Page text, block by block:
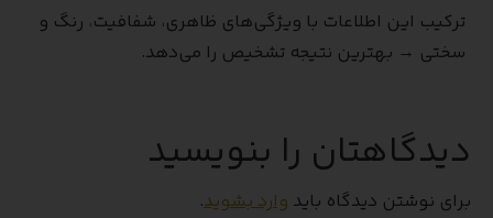
ترکیب این اطلاعات با ویژگی‌های ظاهری، شفافیت، رنگ و
سختی → بهترین نتیجه تشخیص را می‌دهد.
دیدگاهتان را بنویسید
برای نوشتن دیدگاه باید وارد بشوید.